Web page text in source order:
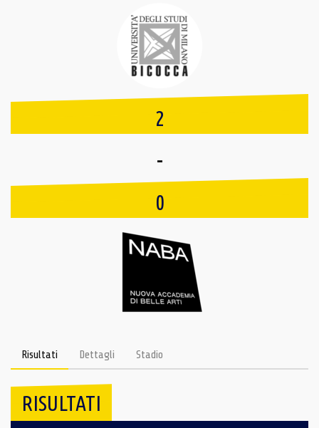
2
-
0
Risultati Dettagli Stadio
RISULTATI